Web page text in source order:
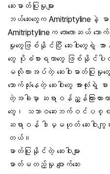
ဆေးဓာတ်ပြုမှုများ
ဘယ်ဆေးတွေက Amitriptyline
Amitriptylineက လောလောဆယ် သောက်
မှုတွေဖြစ်နိုင်ပြီး ဆေးဝါးတွေရဲ့ အ
တွေ ပိုခံစားရတာတွေ ဖြစ်နိုင်ပ
မလိုလားအပ်တဲ့ ဆေးဝါးဓာတ်ပ
သောက်သုံးနေတဲ့ ဆေးဝါးတွေ အားလုံး
တဲ့အခါမှာ ဆရာဝန်ညွှန်ကြားထားတ
တွေ၊ သဘာဝဆေးဘက်ဝင်ပစ္စည်
ဆရာဝန် ဒါမှမဟုတ် ဆေးဝါးကျွ
တယ်။
ဓာတ်ပြုနိုင်တဲ့ ဆေးဝါးများ
ဓာတ်မတည့်မှု ပျောက်ဆေး